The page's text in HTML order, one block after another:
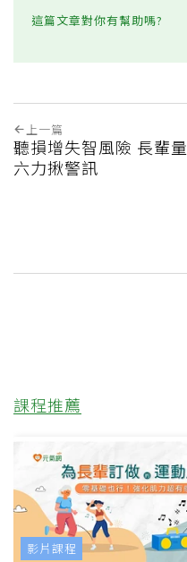
這篇文章對你有幫助嗎?
上一篇
聽損增失智風險 長輩量
六力揪警訊
課程推薦
影片課程